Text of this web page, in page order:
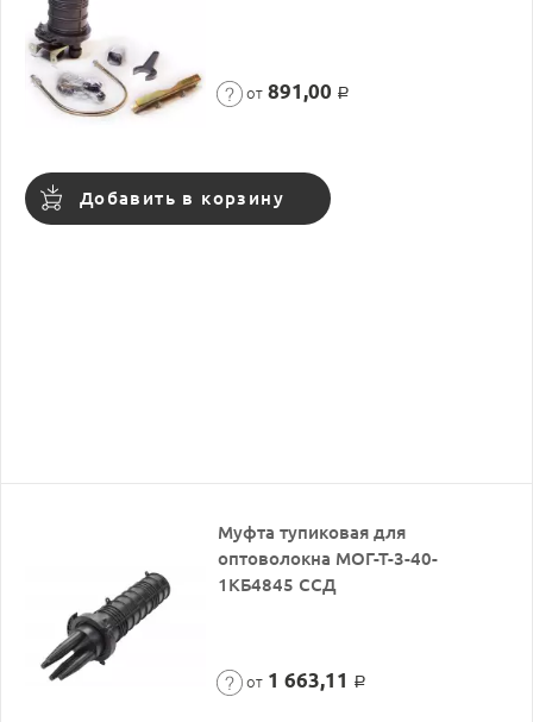
от 891,00 Р
Добавить в корзину
Муфта тупиковая для
оптоволокна МОГ-Т-3-40-
1КБ4845 ССД
от 1 663,11 Р